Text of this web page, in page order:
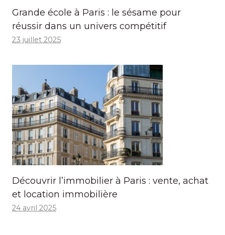
Grande école à Paris : le sésame pour
réussir dans un univers compétitif
23 juillet 2025
Découvrir l’immobilier à Paris : vente, achat
et location immobilière
24 avril 2025